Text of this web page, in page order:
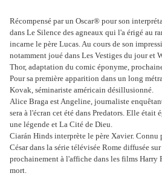
Récompensé par un Oscar® pour son
dans Le Silence des agneaux qui l'a érigé au
incarne le père Lucas. Au cours de son
notamment joué dans Les Vestiges du jour et
Thor, adaptation du comic éponyme,
Pour sa première apparition dans un long
Kovak, séminariste américain désillusionné.
Alice Braga est Angeline, journaliste
sera à l'écran cet été dans Predators. Elle était
une légende et La Cité de Dieu.
Ciarán Hinds interprète le père Xavier. Connu
César dans la série télévisée Rome diffusée
prochainement à l'affiche dans les films Harry
mort.